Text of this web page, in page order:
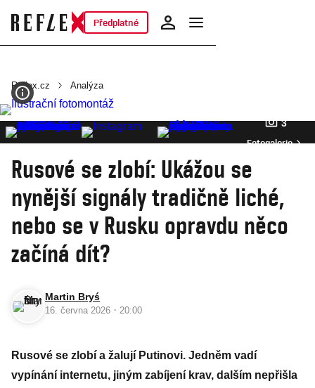
Předplatné
Reflex.cz Analýza
3
Fotogalerie
Rusové se zlobí: Ukážou se
nynější signály tradičně liché,
nebo se v Rusku opravdu něco
začíná dít?
Martin Bryś
16. června 2026 · 20:00
Rusové se zlobí a žalují Putinovi. Jedněm vadí
vypínání internetu, jiným zabíjení krav, dalším nepřišla